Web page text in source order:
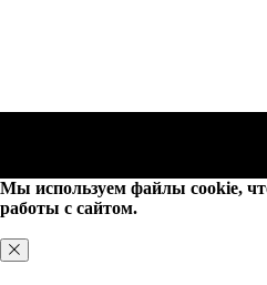
Мы используем файлы cookie,
работы с сайтом.